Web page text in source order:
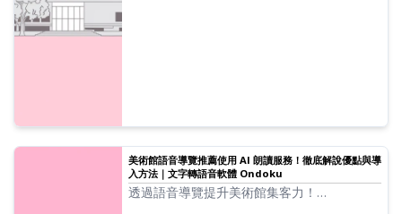
美術館語音導覽推薦使用 AI 朗讀服務！徹底解說優點與導
入方法｜文字轉語音軟體 Ondoku
透過語音導覽提升美術館集客力！